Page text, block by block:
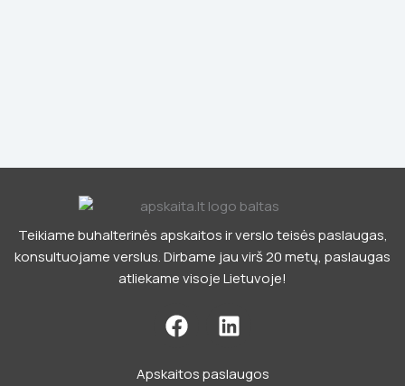
Teikiame buhalterinės apskaitos ir verslo teisės paslaugas,
konsultuojame verslus. Dirbame jau virš 20 metų, paslaugas
atliekame visoje Lietuvoje!
F
a
L
i
Apskaitos paslaugos